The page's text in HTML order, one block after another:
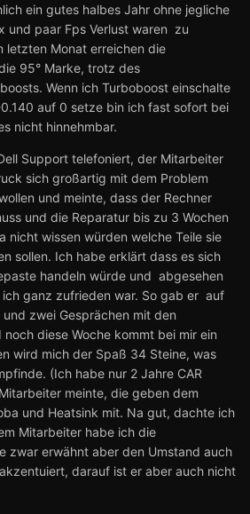
ein gutes halbes Jahr ohne jegliche
und paar Fps Verlust waren zu
letzten Monat erreichen die
95° Marke, trotz des
Wenn ich Turboboost einschalte
auf 0 setze bin ich fast sofort bei
nicht hinnehmbar.
Support telefoniert, der Mitarbeiter
sich großartig mit dem Problem
und meinte, dass der Rechner
und die Reparatur bis zu 3 Wochen
nicht wissen würden welche Teile sie
sollen. Ich habe erklärt dass es sich
handeln würde und abgesehen
ganz zufrieden war. So gab er auf
zwei Gesprächen mit den
diese Woche kommt bei mir ein
wird mich der Spaß 34 Steine, was
(Ich habe nur 2 Jahre CAR
meinte, die geben dem
und Heatsink mit. Na gut, dachte ich
Mitarbeiter habe ich die
zwar erwähnt aber den Umstand auch
darauf ist er aber auch nicht